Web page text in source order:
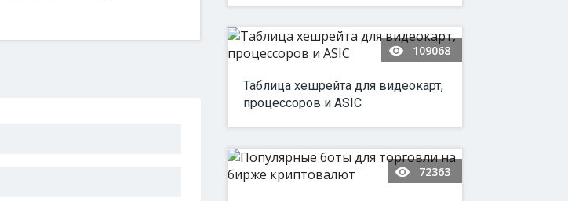
109068
Таблица хешрейта для видеокарт,
процессоров и ASIC
72363